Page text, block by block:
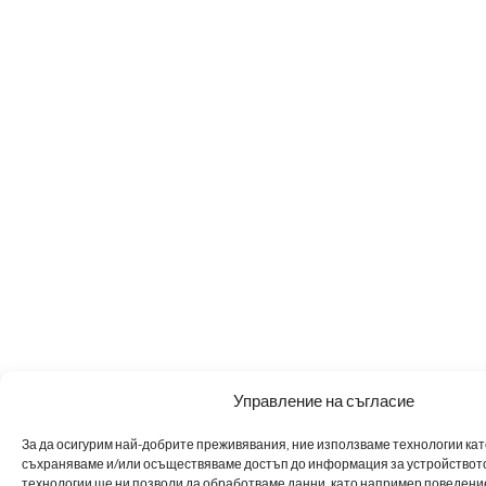
Управление на съгласие
За да осигурим най-добрите преживявания, ние използваме технологии
съхраняваме и/или осъществяваме достъп до информация за